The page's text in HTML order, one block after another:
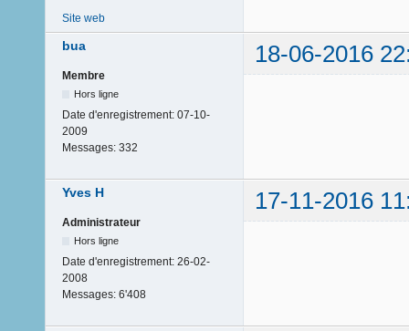
Site web
bua 18-06-2016
Membre
Hors ligne
Date d'enregistrement: 07-10-
2009
Messages: 332
Yves H 17-11-2016
Administrateur
Hors ligne
Date d'enregistrement: 26-02-
2008
Messages: 6'408